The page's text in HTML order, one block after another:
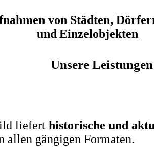
von Städten,
und Einzelobjekten
Unsere Leistungen
liefert historische und
allen gängigen Formaten.